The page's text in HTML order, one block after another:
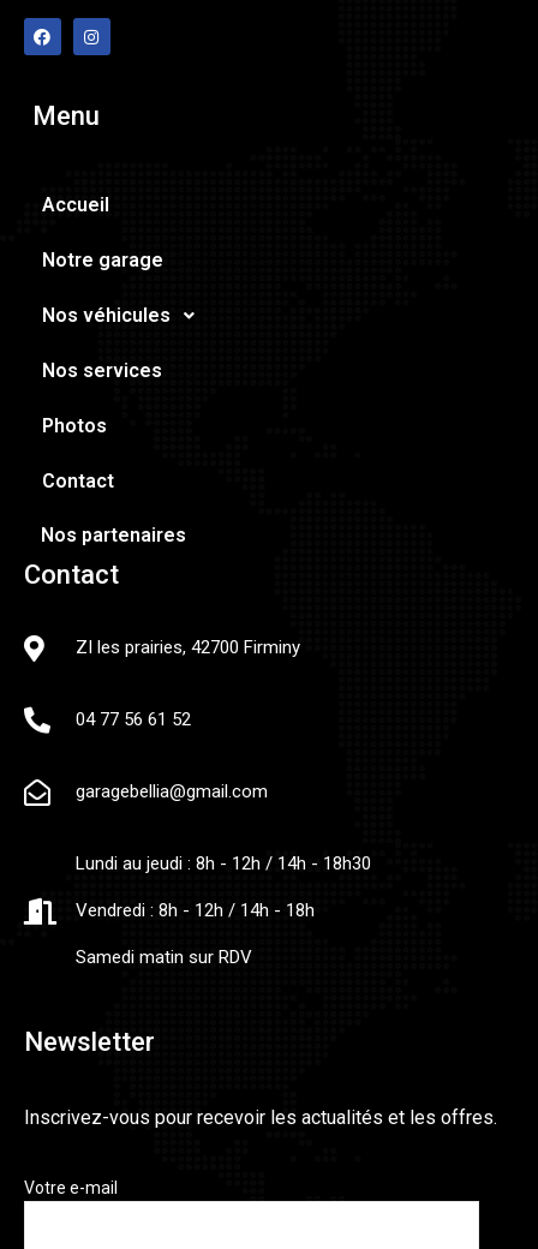
Menu
Accueil
Notre garage
Nos véhicules
Nos services
Photos
Contact
Nos partenaires
Contact
ZI les prairies, 42700 Firminy
04 77 56 61 52
garagebellia@gmail.com
Lundi au jeudi : 8h - 12h / 14h - 18h30
Vendredi : 8h - 12h / 14h - 18h
Samedi matin sur RDV
Newsletter
Inscrivez-vous pour recevoir les actualités et les offres.
Votre e-mail